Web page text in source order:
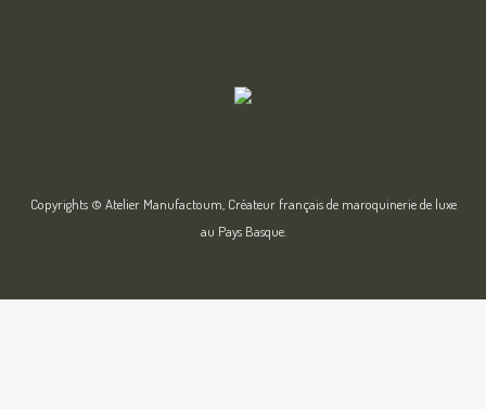
Copyrights © Atelier Manufactoum, Créateur français de maroquinerie de luxe
au Pays Basque.